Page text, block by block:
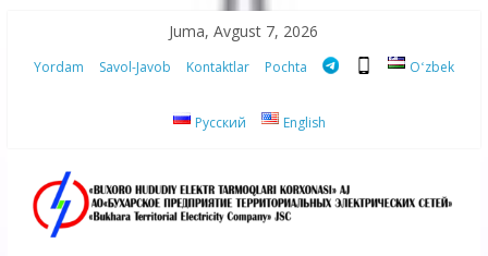
content
Juma, Avgust 7, 2026
Yordam Savol-Javob Kontaktlar Pochta Oʻzbek
Русский English